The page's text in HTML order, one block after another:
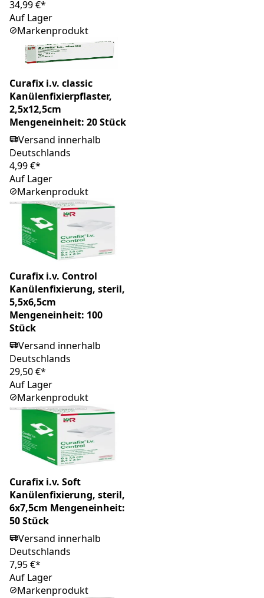
34,99 €*
Auf Lager
Markenprodukt
Curafix i.v. classic
Kanülenfixierpflaster,
2,5x12,5cm
Mengeneinheit: 20 Stück
Versand innerhalb
Deutschlands
4,99 €*
Auf Lager
Markenprodukt
Curafix i.v. Control
Kanülenfixierung, steril,
5,5x6,5cm
Mengeneinheit: 100
Stück
Versand innerhalb
Deutschlands
29,50 €*
Auf Lager
Markenprodukt
Curafix i.v. Soft
Kanülenfixierung, steril,
6x7,5cm Mengeneinheit:
50 Stück
Versand innerhalb
Deutschlands
7,95 €*
Auf Lager
Markenprodukt